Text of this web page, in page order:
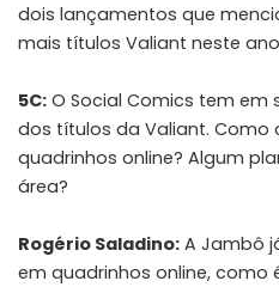
dois lançamentos que
mais títulos Valiant neste
5C: O Social Comics tem
dos títulos da Valiant.
quadrinhos online? Algum
área?
Rogério Saladino: A Jambô
em quadrinhos online, como